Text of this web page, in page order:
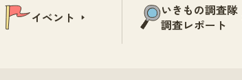
イベント
いきもの調査隊
調査レポート